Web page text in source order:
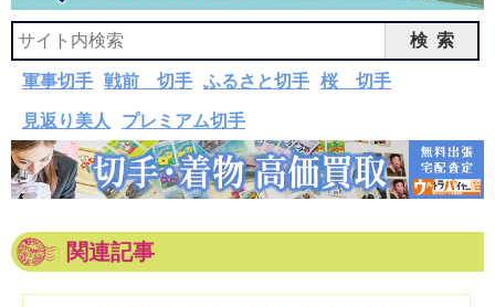
検索
軍事切手 戦前 切手 ふるさと切手 桜 切手
見返り美人 プレミアム切手
関連記事